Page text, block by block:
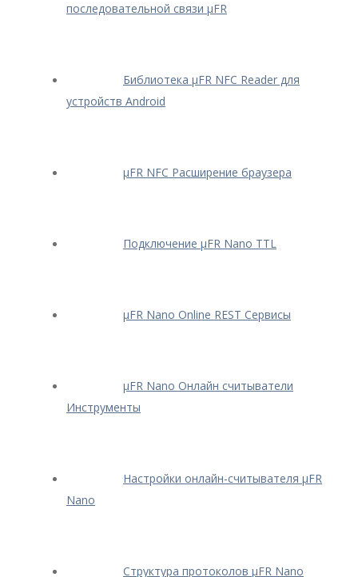
последовательной связи μFR
Библиотека μFR NFC Reader для
устройств Android
μFR NFC Расширение браузера
Подключение μFR Nano TTL
μFR Nano Online REST Сервисы
μFR Nano Онлайн считыватели
Инструменты
Настройки онлайн-считывателя μFR
Nano
Структура протоколов μFR Nano